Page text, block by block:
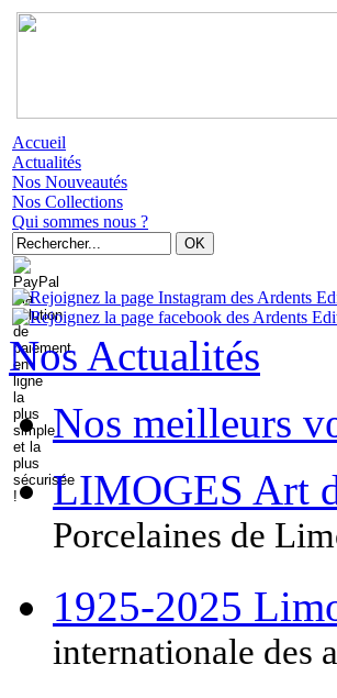
Accueil
Actualités
Nos Nouveautés
Nos Collections
Qui sommes nous ?
Nos Actualités
Nos meilleurs
LIMOGES Art
Porcelaines de
1925-2025
internationale des